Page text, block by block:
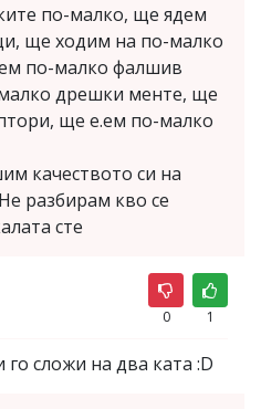
по-малко, ще ядем
ще ходим на по-малко
по-малко фалшив
дрешки менте, ще
ще е.ем по-малко
качеството си на
разбирам кво се
сте
0 1
сложи на два ката :D